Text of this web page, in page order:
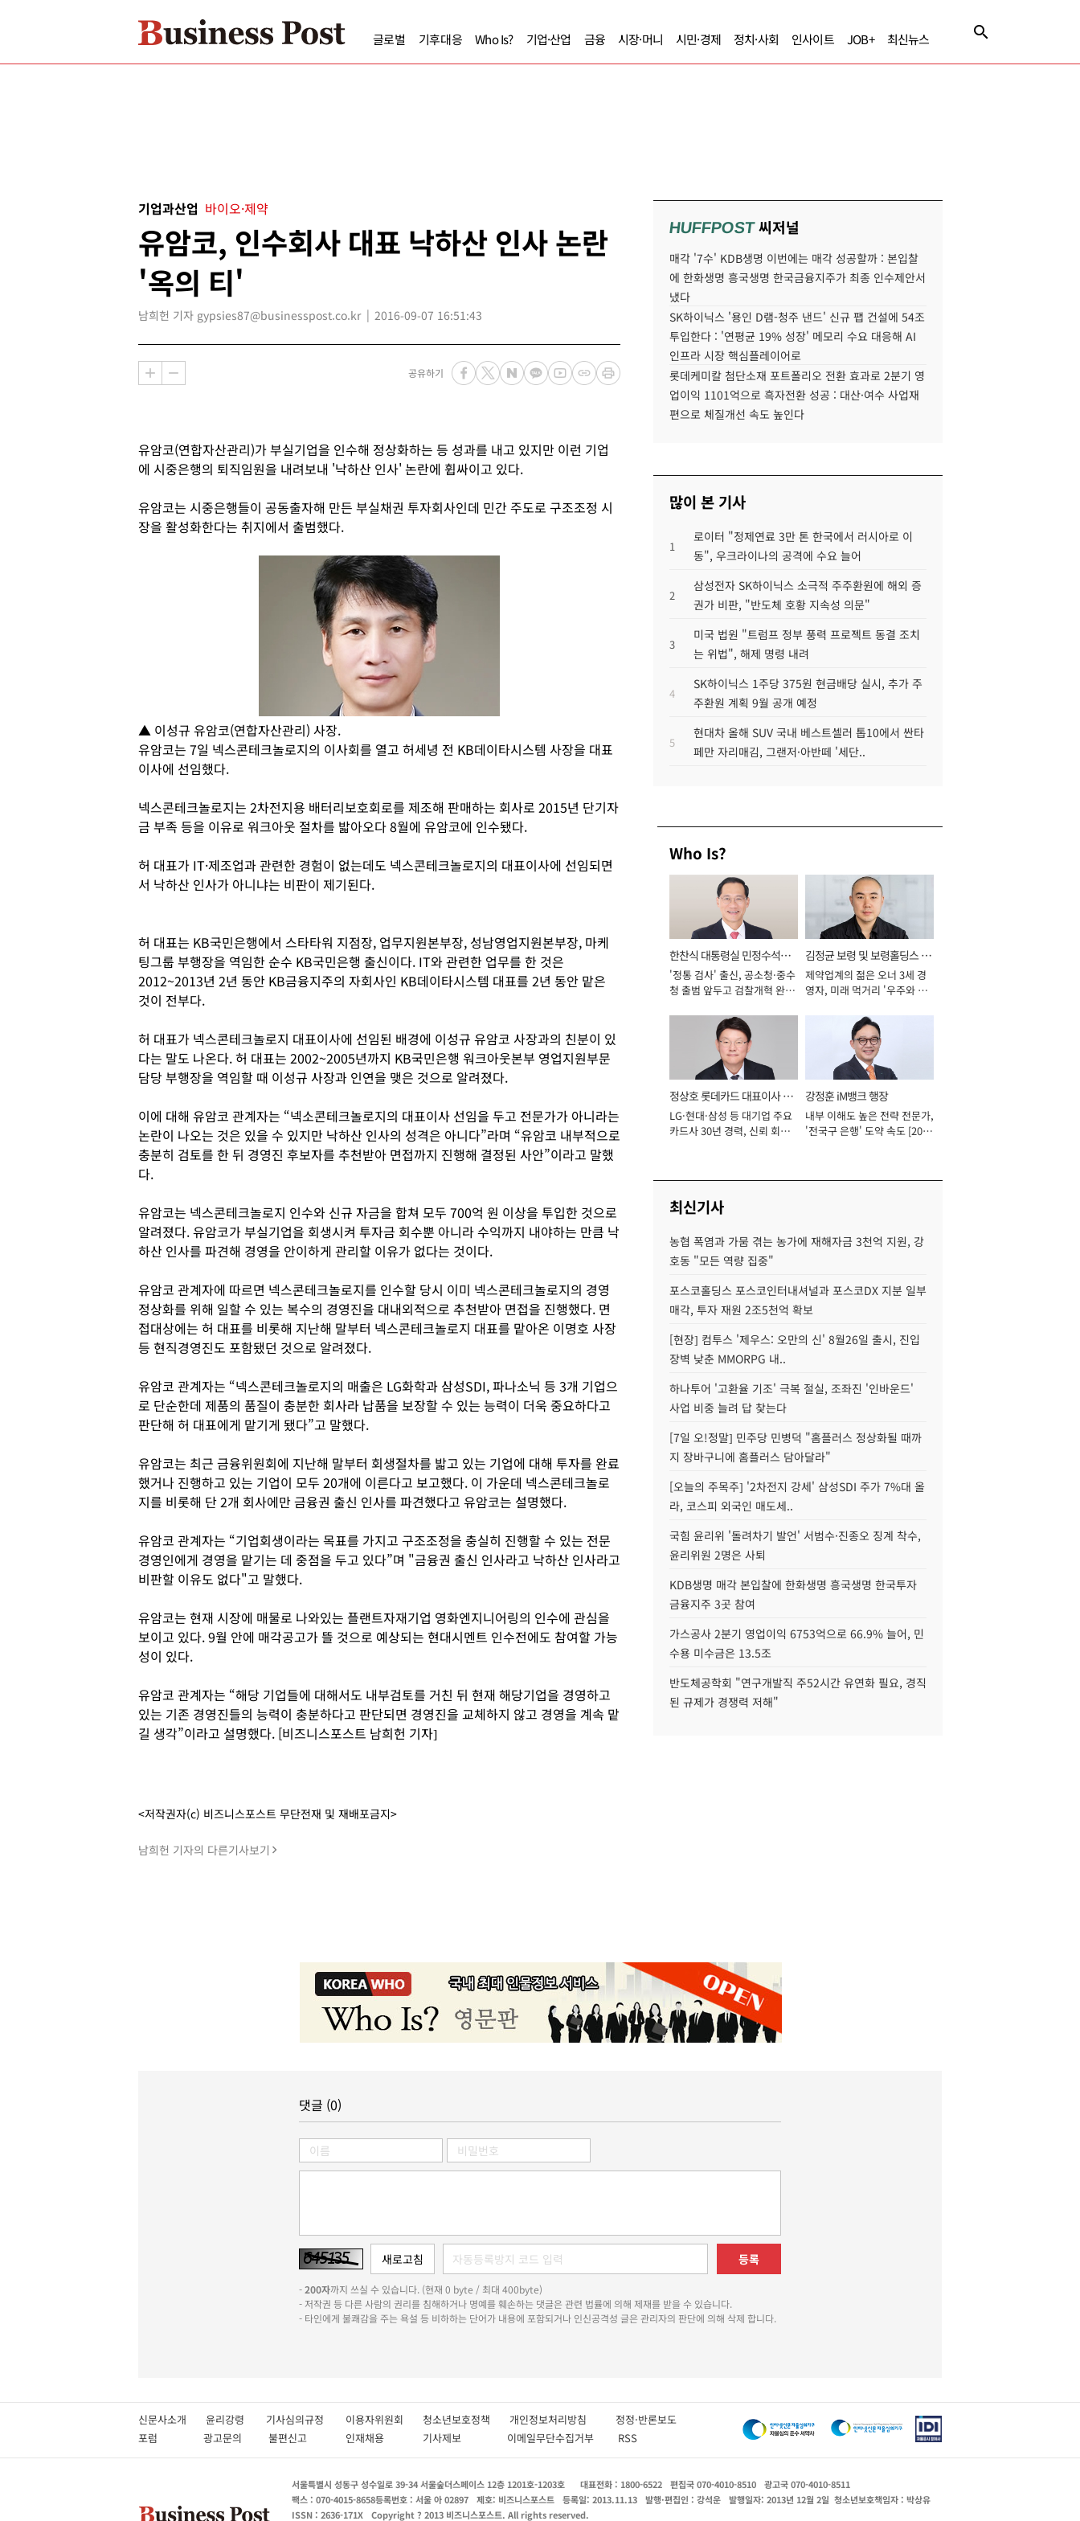
글로벌 기후대응 Who Is? 기업·산업 금융 시장·머니 시민·경제 정치·사회 인사이트 JOB+ 최신뉴스
기업과산업 바이오·제약
유암코, 인수회사 대표 낙하산 인사 논란
'옥의 티'
남희헌 기자 gypsies87@businesspost.co.kr 2016-09-07 16:51:43
공유하기
유암코(연합자산관리)가 부실기업을 인수해 정상화하는 등 성과를 내고 있지만 이런 기업
에 시중은행의 퇴직임원을 내려보내 '낙하산 인사' 논란에 휩싸이고 있다.
유암코는 시중은행들이 공동출자해 만든 부실채권 투자회사인데 민간 주도로 구조조정 시
장을 활성화한다는 취지에서 출범했다.
▲ 이성규 유암코(연합자산관리) 사장.
유암코는 7일 넥스콘테크놀로지의 이사회를 열고 허세녕 전 KB데이타시스템 사장을 대표
이사에 선임했다.
넥스콘테크놀로지는 2차전지용 배터리보호회로를 제조해 판매하는 회사로 2015년 단기자
금 부족 등을 이유로 워크아웃 절차를 밟아오다 8월에 유암코에 인수됐다.
허 대표가 IT·제조업과 관련한 경험이 없는데도 넥스콘테크놀로지의 대표이사에 선임되면
서 낙하산 인사가 아니냐는 비판이 제기된다.
허 대표는 KB국민은행에서 스타타워 지점장, 업무지원본부장, 성남영업지원본부장, 마케
팅그룹 부행장을 역임한 순수 KB국민은행 출신이다. IT와 관련한 업무를 한 것은
2012~2013년 2년 동안 KB금융지주의 자회사인 KB데이타시스템 대표를 2년 동안 맡은
것이 전부다.
허 대표가 넥스콘테크놀로지 대표이사에 선임된 배경에 이성규 유암코 사장과의 친분이 있
다는 말도 나온다. 허 대표는 2002~2005년까지 KB국민은행 워크아웃본부 영업지원부문
담당 부행장을 역임할 때 이성규 사장과 인연을 맺은 것으로 알려졌다.
이에 대해 유암코 관계자는 “넥소콘테크놀로지의 대표이사 선임을 두고 전문가가 아니라는
논란이 나오는 것은 있을 수 있지만 낙하산 인사의 성격은 아니다”라며 “유암코 내부적으로
충분히 검토를 한 뒤 경영진 후보자를 추천받아 면접까지 진행해 결정된 사안”이라고 말했
다.
유암코는 넥스콘테크놀로지 인수와 신규 자금을 합쳐 모두 700억 원 이상을 투입한 것으로
알려졌다. 유암코가 부실기업을 회생시켜 투자금 회수뿐 아니라 수익까지 내야하는 만큼 낙
하산 인사를 파견해 경영을 안이하게 관리할 이유가 없다는 것이다.
유암코 관계자에 따르면 넥스콘테크놀로지를 인수할 당시 이미 넥스콘테크놀로지의 경영
정상화를 위해 일할 수 있는 복수의 경영진을 대내외적으로 추천받아 면접을 진행했다. 면
접대상에는 허 대표를 비롯해 지난해 말부터 넥스콘테크놀로지 대표를 맡아온 이명호 사장
등 현직경영진도 포함됐던 것으로 알려졌다.
유암코 관계자는 “넥스콘테크놀로지의 매출은 LG화학과 삼성SDI, 파나소닉 등 3개 기업으
로 단순한데 제품의 품질이 충분한 회사라 납품을 보장할 수 있는 능력이 더욱 중요하다고
판단해 허 대표에게 맡기게 됐다”고 말했다.
유암코는 최근 금융위원회에 지난해 말부터 회생절차를 밟고 있는 기업에 대해 투자를 완료
했거나 진행하고 있는 기업이 모두 20개에 이른다고 보고했다. 이 가운데 넥스콘테크놀로
지를 비롯해 단 2개 회사에만 금융권 출신 인사를 파견했다고 유암코는 설명했다.
유암코 관계자는 “기업회생이라는 목표를 가지고 구조조정을 충실히 진행할 수 있는 전문
경영인에게 경영을 맡기는 데 중점을 두고 있다”며 "금융권 출신 인사라고 낙하산 인사라고
비판할 이유도 없다"고 말했다.
유암코는 현재 시장에 매물로 나와있는 플랜트자재기업 영화엔지니어링의 인수에 관심을
보이고 있다. 9월 안에 매각공고가 뜰 것으로 예상되는 현대시멘트 인수전에도 참여할 가능
성이 있다.
유암코 관계자는 “해당 기업들에 대해서도 내부검토를 거친 뒤 현재 해당기업을 경영하고
있는 기존 경영진들의 능력이 충분하다고 판단되면 경영진을 교체하지 않고 경영을 계속 맡
길 생각”이라고 설명했다. [비즈니스포스트 남희헌 기자]
<저작권자(c) 비즈니스포스트 무단전재 및 재배포금지>
남희헌 기자의 다른기사보기
HUFFPOST씨저널
매각 '7수' KDB생명 이번에는 매각 성공할까 : 본입찰
에 한화생명 흥국생명 한국금융지주가 최종 인수제안서
냈다
SK하이닉스 '용인 D램-청주 낸드' 신규 팹 건설에 54조
투입한다 : '연평균 19% 성장' 메모리 수요 대응해 AI
인프라 시장 핵심플레이어로
롯데케미칼 첨단소재 포트폴리오 전환 효과로 2분기 영
업이익 1101억으로 흑자전환 성공 : 대산·여수 사업재
편으로 체질개선 속도 높인다
많이 본 기사
1
로이터 "정제연료 3만 톤 한국에서 러시아로 이
동", 우크라이나의 공격에 수요 늘어
2
삼성전자 SK하이닉스 소극적 주주환원에 해외 증
권가 비판, "반도체 호황 지속성 의문"
3
미국 법원 "트럼프 정부 풍력 프로젝트 동결 조치
는 위법", 해제 명령 내려
4
SK하이닉스 1주당 375원 현금배당 실시, 추가 주
주환원 계획 9월 공개 예정
5
현대차 올해 SUV 국내 베스트셀러 톱10에서 싼타
페만 자리매김, 그랜저·아반떼 '세단..
Who Is?
한찬식 대통령실 민정수석비
서관
'정통 검사' 출신, 공소청·중수
청 출범 앞두고 검찰개혁 완수
김정균 보령 및 보령홀딩스 대
표이사 사장
제약업계의 젊은 오너 3세 경
영자, 미래 먹거리 '우주와 헬
정상호 롯데카드 대표이사 사
장
LG·현대·삼성 등 대기업 주요
카드사 30년 경력, 신뢰 회복
강정훈 iM뱅크 행장
내부 이해도 높은 전략 전문가,
'전국구 은행' 도약 속도 [2026
최신기사
농협 폭염과 가뭄 겪는 농가에 재해자금 3천억 지원, 강
호동 "모든 역량 집중"
포스코홀딩스 포스코인터내셔널과 포스코DX 지분 일부
매각, 투자 재원 2조5천억 확보
[현장] 컴투스 '제우스: 오만의 신' 8월26일 출시, 진입
장벽 낮춘 MMORPG 내..
하나투어 '고환율 기조' 극복 절실, 조좌진 '인바운드'
사업 비중 늘려 답 찾는다
[7일 오!정말] 민주당 민병덕 "홈플러스 정상화될 때까
지 장바구니에 홈플러스 담아달라"
[오늘의 주목주] '2차전지 강세' 삼성SDI 주가 7%대 올
라, 코스피 외국인 매도세..
국힘 윤리위 '돌려차기 발언' 서범수·진종오 징계 착수,
윤리위원 2명은 사퇴
KDB생명 매각 본입찰에 한화생명 흥국생명 한국투자
금융지주 3곳 참여
가스공사 2분기 영업이익 6753억으로 66.9% 늘어, 민
수용 미수금은 13.5조
반도체공학회 "연구개발직 주52시간 유연화 필요, 경직
된 규제가 경쟁력 저해"
댓글 (0)
등록
-200자까지 쓰실 수 있습니다. (현재 0 byte / 최대 400byte)
- 저작권 등 다른 사람의 권리를 침해하거나 명예를 훼손하는 댓글은 관련 법률에 의해 제재를 받을 수 있습니다.
- 타인에게 불쾌감을 주는 욕설 등 비하하는 단어가 내용에 포함되거나 인신공격성 글은 관리자의 판단에 의해 삭제 합니다.
신문사소개 윤리강령 기사심의규정 이용자위원회 청소년보호정책 개인정보처리방침 정정·반론보도
포럼
광고문의 불편신고 인재채용 기사제보 이메일무단수집거부 RSS
서울특별시 성동구 성수일로 39-34 서울숲더스페이스 12층 1201호-1203호 대표전화 : 1800-6522 편집국 070-4010-8510
광고국 070-4010-8511
팩스 : 070-4015-8658등록번호 : 서울 아 02897 제호: 비즈니스포스트 등록일: 2013.11.13 발행·편집인 : 강석운 발행일자: 2013년 12월 2일 청소년보호책임자 : 박상유
ISSN : 2636-171X
Copyright ? 2013 비즈니스포스트. All rights reserved.